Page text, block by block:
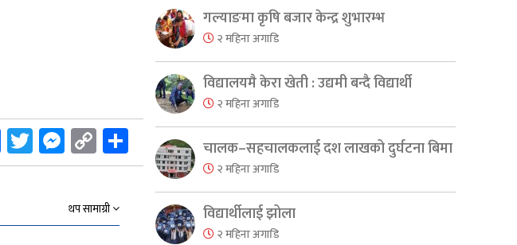
Facebook
Twitter
Messenger
Copy
Link
Share
थप सामाग्री
गल्याङमा कृषि बजार केन्द्र शुभारम्भ
२ महिना अगाडि
विद्यालयमै केरा खेती : उद्यमी बन्दै विद्यार्थी
२ महिना अगाडि
चालक–सहचालकलाई दश लाखको दुर्घटना बिमा
२ महिना अगाडि
विद्यार्थीलाई झोला
२ महिना अगाडि